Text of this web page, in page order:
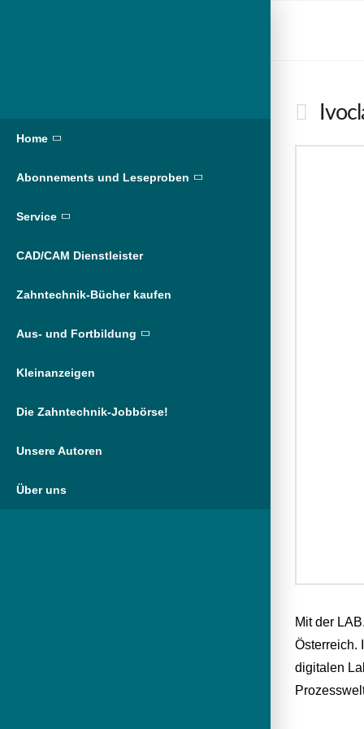
Home
Abonnements und Leseproben
Service
CAD/CAM Dienstleister
Zahntechnik-Bücher kaufen
Aus- und Fortbildung
Kleinanzeigen
Die Zahntechnik-Jobbörse!
Unsere Autoren
Über uns
Mit der
Österreich.
digitalen